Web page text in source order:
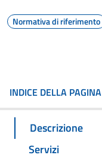
Normativa di riferimento
INDICE DELLA PAGINA
Descrizione
Servizi